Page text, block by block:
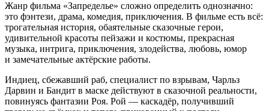
Жанр фильма «Запределье» сложно определить однозначно:
это фэнтези, драма, комедия, приключения. В фильме есть всё:
трогательная история, обаятельные сказочные герои,
удивительной красоты пейзажи и костюмы, прекрасная
музыка, интрига, приключения, злодейства, любовь, юмор
и замечательные актёрские работы.
Индиец, сбежавший раб, специалист по взрывам, Чарльз
Дарвин и Бандит в маске действуют в сказочной реальности,
повинуясь фантазии Роя. Рой — каскадёр, получивший